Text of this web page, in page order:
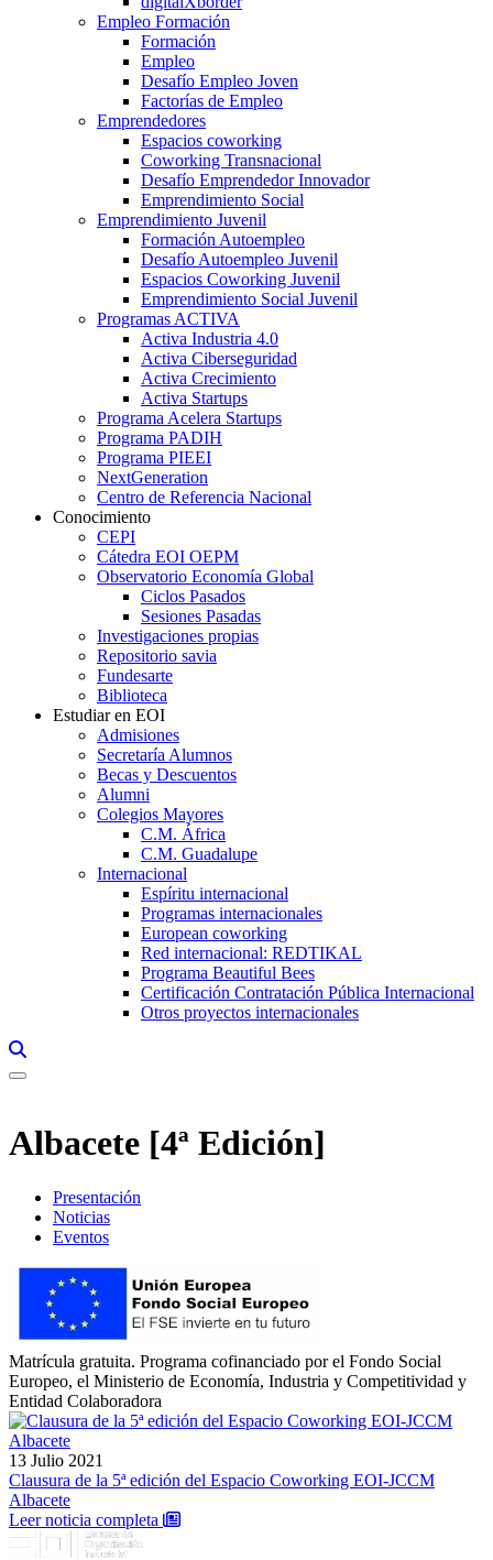
Empleo Formación
Formación
Empleo
Desafío Empleo Joven
Factorías de Empleo
Emprendedores
Espacios coworking
Coworking Transnacional
Desafío Emprendedor Innovador
Emprendimiento Social
Emprendimiento Juvenil
Formación Autoempleo
Desafío Autoempleo Juvenil
Espacios Coworking Juvenil
Emprendimiento Social Juvenil
Programas ACTIVA
Activa Industria 4.0
Activa Ciberseguridad
Activa Crecimiento
Activa Startups
Programa Acelera Startups
Programa PADIH
Programa PIEEI
NextGeneration
Centro de Referencia Nacional
Conocimiento
CEPI
Cátedra EOI OEPM
Observatorio Economía Global
Ciclos Pasados
Sesiones Pasadas
Investigaciones propias
Repositorio savia
Fundesarte
Biblioteca
Estudiar en EOI
Admisiones
Secretaría Alumnos
Becas y Descuentos
Alumni
Colegios Mayores
C.M. África
C.M. Guadalupe
Internacional
Espíritu internacional
Programas internacionales
European coworking
Red internacional: REDTIKAL
Programa Beautiful Bees
Certificación Contratación Pública Internacional
Otros proyectos internacionales
Albacete [4ª Edición]
Presentación
Noticias
Eventos
Matrícula gratuita. Programa cofinanciado por el Fondo Social
Europeo, el Ministerio de Economía, Industria y Competitividad y
Entidad Colaboradora
13 Julio 2021
Clausura de la 5ª edición del Espacio Coworking EOI-JCCM
Albacete
Leer noticia completa : Clausura de la 5ª edición del Espacio